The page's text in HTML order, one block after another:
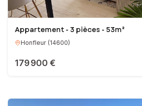
Appartement - 3 pièces - 53m²
Honfleur (14600)
179 900 €